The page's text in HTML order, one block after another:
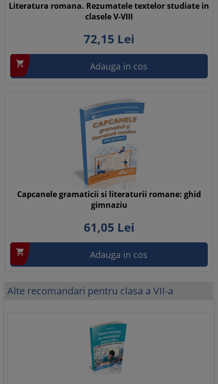
Literatura romana. Rezumatele textelor studiate in
clasele V-VIII
72,15 Lei
 Adauga in cos
Capcanele gramaticii si literaturii romane: ghid
gimnaziu
61,05 Lei
 Adauga in cos
Alte recomandari pentru clasa a VII-a